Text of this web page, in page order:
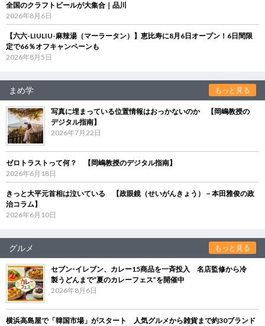
全国のクラフトビールが大集合｜品川
2026年8月6日
【六六-LIULIU-麻辣湯（マーラータン）】恵比寿に8月6日オープン！6日間限
定で66％オフキャンペーンも
2026年8月5日
まめ学 もっと見る
写真に埋まっている位置情報はおっかないのか 【岡嶋教授の
デジタル指南】
2026年7月22日
ゼロトラストって何？ 【岡嶋教授のデジタル指南】
2026年6月18日
きっと大平元首相は泣いている 【政眼鏡（せいがんきょう）－本田雅俊の政
治コラム】
2026年6月10日
グルメ もっと見る
セブン‐イレブン、カレー15商品を一斉投入 名店監修から冷
製うどんまで“夏のカレーフェス”を開催中
2026年8月6日
横浜高島屋で「韓国市場」がスタート 人気グルメから雑貨まで約30ブランド